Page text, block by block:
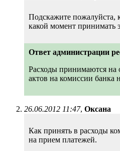
Подскажите пожалуйста,
какой момент принимать
Ответ администрации
Расходы принимаются на
актов на комиссии банка
26.06.2012 11:47, Оксана
Как принять в расходы
на прием платежей.